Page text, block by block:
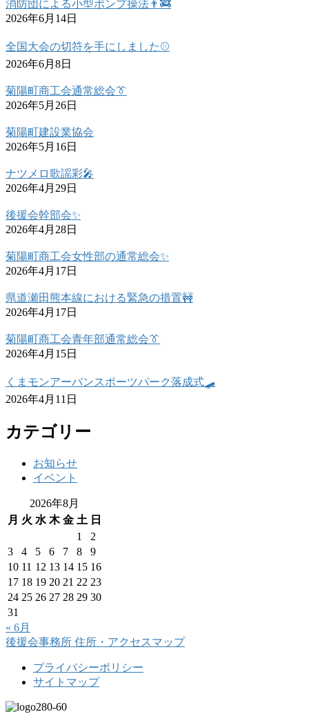
消防団による小型ポンプ操法👨‍🚒
2026年6月14日
全国大会の切符を手にしました⚾
2026年6月8日
菊陽町商工会通常総会👔
2026年5月26日
菊陽町建設業協会
2026年5月16日
ナツメロ歌謡彩🎤
2026年4月29日
後援会幹部会✨
2026年4月28日
菊陽町商工会女性部の通常総会✨
2026年4月17日
県道瀬田熊本線における緊急の措置🚧
2026年4月17日
菊陽町商工会青年部通常総会👔
2026年4月15日
くまモンアーバンスポーツパーク落成式🛹
2026年4月11日
カテゴリー
お知らせ
イベント
2026年8月
月 火 水 木 金 土 日
1
2
3
4 5 6 7 8
9
10 11 12 13 14 15 16
17 18 19 20 21 22 23
24 25 26 27 28 29 30
31
« 6月
後援会事務所 住所・アクセスマップ
プライバシーポリシー
サイトマップ